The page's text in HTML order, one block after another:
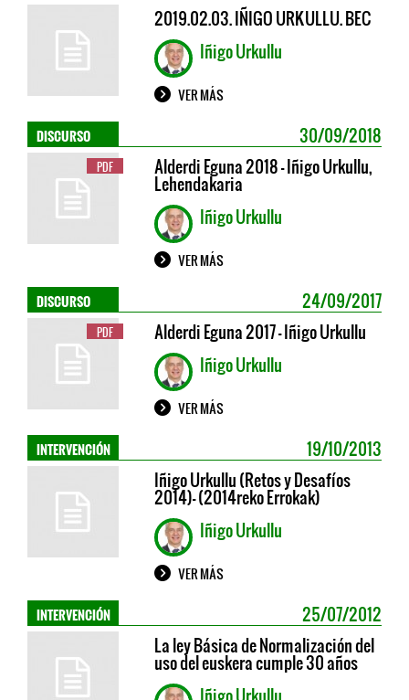
2019.02.03. IÑIGO URKULLU. BEC
Iñigo Urkullu
VER MÁS
DISCURSO 30/09/2018
PDF Alderdi Eguna 2018 - Iñigo Urkullu,
Lehendakaria
Iñigo Urkullu
VER MÁS
DISCURSO 24/09/2017
PDF
Alderdi Eguna 2017 - Iñigo Urkullu
Iñigo Urkullu
VER MÁS
INTERVENCIÓN
19/10/2013
Iñigo Urkullu (Retos y Desafíos
2014)- (2014reko Errokak)
Iñigo Urkullu
VER MÁS
INTERVENCIÓN
25/07/2012
La ley Básica de Normalización del
uso del euskera cumple 30 años
Iñigo Urkullu